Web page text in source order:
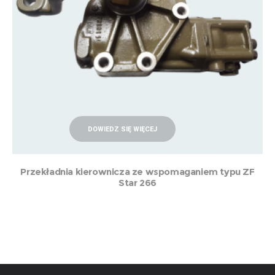
DOWIEDZ SIĘ WIĘCEJ
Przekładnia kierownicza ze wspomaganiem typu ZF
Star 266